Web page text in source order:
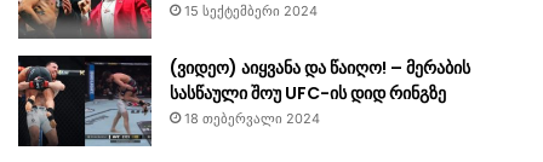
15 სექტემბერი 2024
(ვიდეო) აიყვანა და წაიღო! – მერაბის
სასწაული შოუ UFC-ის დიდ რინგზე
18 თებერვალი 2024